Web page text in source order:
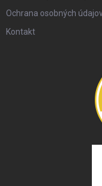
Ochrana osobných
Kontakt